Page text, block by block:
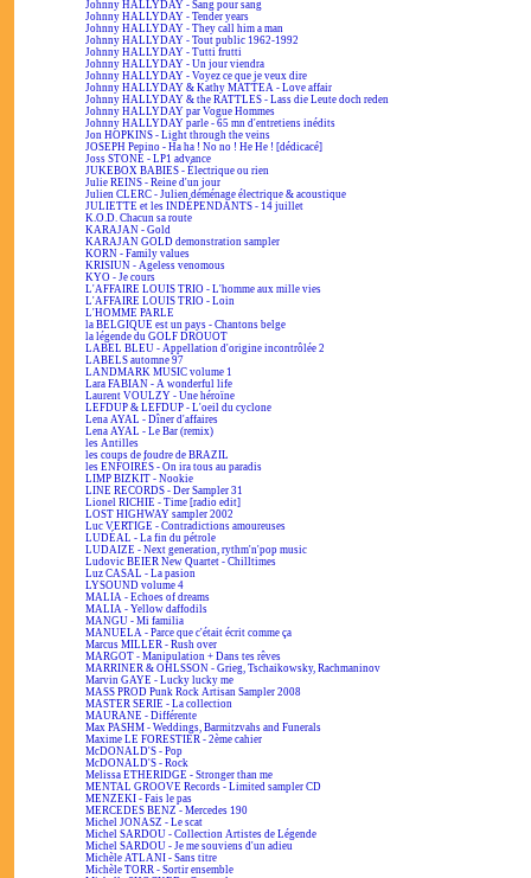
Johnny HALLYDAY - Sang pour sang
Johnny HALLYDAY - Tender years
Johnny HALLYDAY - They call him a man
Johnny HALLYDAY - Tout public 1962-1992
Johnny HALLYDAY - Tutti frutti
Johnny HALLYDAY - Un jour viendra
Johnny HALLYDAY - Voyez ce que je veux dire
Johnny HALLYDAY & Kathy MATTEA - Love affair
Johnny HALLYDAY & the RATTLES - Lass die Leute doch reden
Johnny HALLYDAY par Vogue Hommes
Johnny HALLYDAY parle - 65 mn d'entretiens inédits
Jon HOPKINS - Light through the veins
JOSEPH Pepino - Ha ha ! No no ! He He ! [dédicacé]
Joss STONE - LP1 advance
JUKEBOX BABIES - Électrique ou rien
Julie REINS - Reine d'un jour
Julien CLERC - Julien déménage électrique & acoustique
JULIETTE et les INDÉPENDANTS - 14 juillet
K.O.D. Chacun sa route
KARAJAN - Gold
KARAJAN GOLD demonstration sampler
KORN - Family values
KRISIUN - Ageless venomous
KYO - Je cours
L'AFFAIRE LOUIS TRIO - L'homme aux mille vies
L'AFFAIRE LOUIS TRIO - Loin
L'HOMME PARLE
la BELGIQUE est un pays - Chantons belge
la légende du GOLF DROUOT
LABEL BLEU - Appellation d'origine incontrôlée 2
LABELS automne 97
LANDMARK MUSIC volume 1
Lara FABIAN - A wonderful life
Laurent VOULZY - Une héroïne
LEFDUP & LEFDUP - L'oeil du cyclone
Lena AYAL - Dîner d'affaires
Lena AYAL - Le Bar (remix)
les Antilles
les coups de foudre de BRAZIL
les ENFOIRÉS - On ira tous au paradis
LIMP BIZKIT - Nookie
LINE RECORDS - Der Sampler 31
Lionel RICHIE - Time [radio edit]
LOST HIGHWAY sampler 2002
Luc VERTIGE - Contradictions amoureuses
LUDÉAL - La fin du pétrole
LUDAIZE - Next generation, rythm'n'pop music
Ludovic BEIER New Quartet - Chilltimes
Luz CASAL - La pasion
LYSOUND volume 4
MALIA - Echoes of dreams
MALIA - Yellow daffodils
MANGU - Mi familia
MANUELA - Parce que c'était écrit comme ça
Marcus MILLER - Rush over
MARGOT - Manipulation + Dans tes rêves
MARRINER & OHLSSON - Grieg, Tschaikowsky, Rachmaninov
Marvin GAYE - Lucky lucky me
MASS PROD Punk Rock Artisan Sampler 2008
MASTER SERIE - La collection
MAURANE - Différente
Max PASHM - Weddings, Barmitzvahs and Funerals
Maxime LE FORESTIER - 2ème cahier
McDONALD'S - Pop
McDONALD'S - Rock
Melissa ETHERIDGE - Stronger than me
MENTAL GROOVE Records - Limited sampler CD
MENZEKI - Fais le pas
MERCEDES BENZ - Mercedes 190
Michel JONASZ - Le scat
Michel SARDOU - Collection Artistes de Légende
Michel SARDOU - Je me souviens d'un adieu
Michèle ATLANI - Sans titre
Michèle TORR - Sortir ensemble